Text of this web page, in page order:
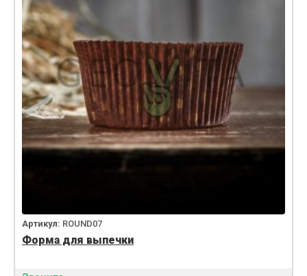
Артикул: ROUND07
Форма для выпечки